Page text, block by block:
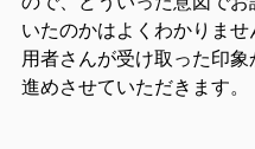
いたのかはよくわかりませ
用者さんが受け取った印象
進めさせていただきます。